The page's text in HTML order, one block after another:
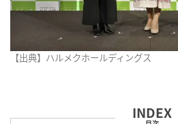
【出典】ハルメクホールディングス